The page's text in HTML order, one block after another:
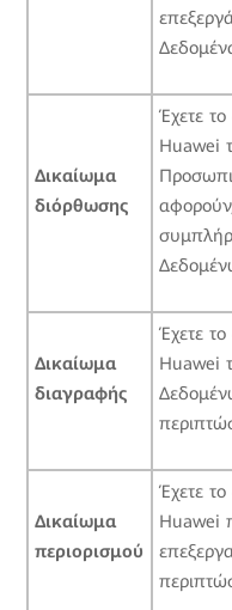
Δικαίωμα
διόρθωσης
Έχετε
Huawei
Δικαίωμα
διαγραφής
Έχετε
Huawei
Δικαίωμα
περιορισμού
Έχετε
Huawei